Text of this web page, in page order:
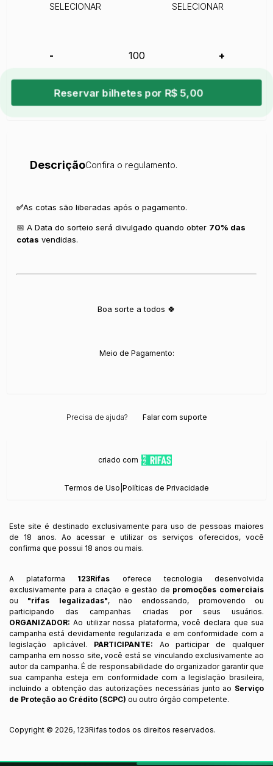
SELECIONAR SELECIONAR
- +
Reservar bilhetes por R$ 5,00
DescriçãoConfira o regulamento.
✅As cotas são liberadas após o pagamento.
📅 A Data do sorteio será divulgado quando obter 70% das
cotas vendidas.
Boa sorte a todos 🍀
Meio de Pagamento:
Precisa de ajuda? Falar com suporte
criado com
Termos de Uso Políticas de Privacidade
Este site é destinado exclusivamente para uso de pessoas maiores
de 18 anos. Ao acessar e utilizar os serviços oferecidos, você
confirma que possui 18 anos ou mais.
A plataforma 123Rifas oferece tecnologia desenvolvida
exclusivamente para a criação e gestão de promoções comerciais
ou "rifas legalizadas", não endossando, promovendo ou
participando das campanhas criadas por seus usuários.
ORGANIZADOR: Ao utilizar nossa plataforma, você declara que sua
campanha está devidamente regularizada e em conformidade com a
legislação aplicável. PARTICIPANTE: Ao participar de qualquer
campanha em nosso site, você está se vinculando exclusivamente ao
autor da campanha. É de responsabilidade do organizador garantir que
sua campanha esteja em conformidade com a legislação brasileira,
incluindo a obtenção das autorizações necessárias junto ao Serviço
de Proteção ao Crédito (SCPC) ou outro órgão competente.
Copyright © 2026, 123Rifas todos os direitos reservados.